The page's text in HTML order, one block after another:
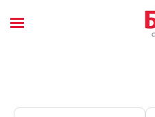
главное меню